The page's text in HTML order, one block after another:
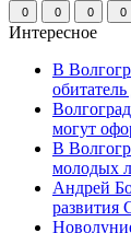
0 0 0 0
Интересное
В
могут
В
молодых
Андрей
развития